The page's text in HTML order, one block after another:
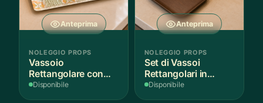
Anteprima
NOLEGGIO PROPS
Vassoio
Rettangolare con
Fantasia
Disponibile
Anteprima
NOLEGGIO PROPS
Set di Vassoi
Rettangolari in
Finitura Legno
Disponibile